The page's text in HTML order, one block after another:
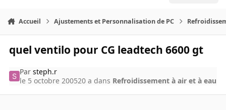
Accueil Ajustements et Personnalisation de PC
quel ventilo pour CG leadtech 6600 gt
Parsteph.r
le 5 octobre 200520 a dans Refroidissement à air et à eau